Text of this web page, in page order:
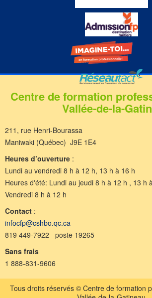
Centre de formation
Vallée-de-la-
211, rue Henri-Bourassa
Maniwaki (Québec) J9E 1E4
Heures d’ouverture :
Lundi au vendredi 8 h à 12 h, 13 h à 16 h
Heures d'été: Lundi au jeudi 8 h à 12 h , 13 h
Vendredi 8 h à 12 h
Contact :
infocfp@cshbo.qc.ca
819 449-7922 poste 19265
Sans frais
1 888-831-9606
Tous droits réservés © Centre de formation